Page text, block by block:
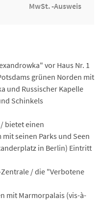
MwSt. -Ausweis
vor Haus Nr. 1
grünen Norden mit
und Russischer Kapelle
Schinkels
bietet einen
seinen Parks und Seen
in Berlin) Eintritt
/ die "Verbotene
mit Marmorpalais (vis-à-